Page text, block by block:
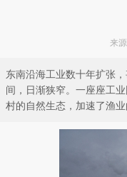
来
东南沿海工业数十年扩张
间，日渐狭窄。一座座工
村的自然生态，加速了渔